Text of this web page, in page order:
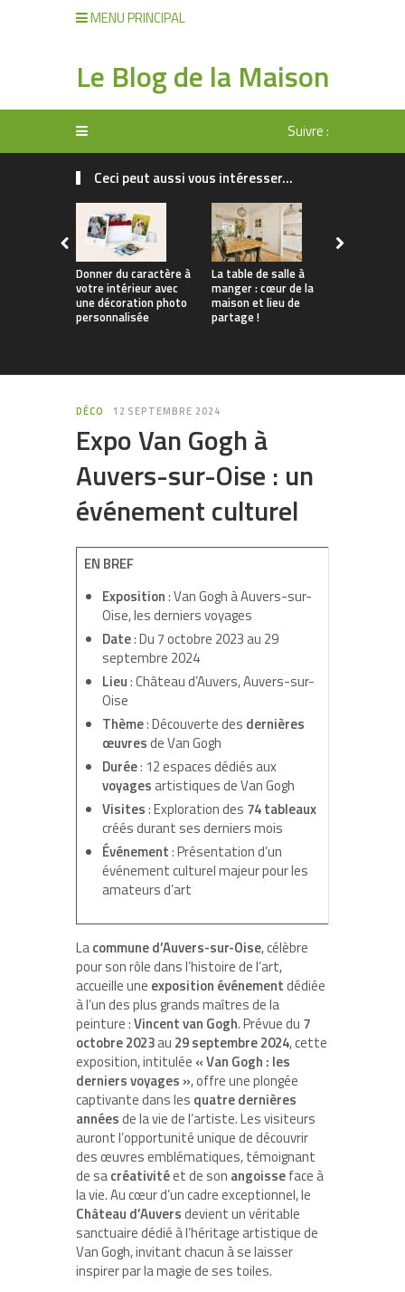
MENU PRINCIPAL
Le Blog de la Maison
Suivre :
Ceci peut aussi vous intéresser...
Donner du caractère à
votre intérieur avec
une décoration photo
personnalisée
La table de salle à
manger : cœur de la
maison et lieu de
partage !
DÉCO 12 SEPTEMBRE 2024
Expo Van Gogh à
Auvers-sur-Oise : un
événement culturel
EN BREF
Exposition: Van Gogh à Auvers-sur-
Oise, les derniers voyages
Date: Du 7 octobre 2023 au 29
septembre 2024
Lieu: Château d’Auvers, Auvers-sur-
Oise
Thème: Découverte des dernières
œuvresde Van Gogh
Durée: 12 espaces dédiés aux
voyages artistiques de Van Gogh
Visites: Exploration des 74 tableaux
créés durant ses derniers mois
Événement: Présentation d’un
événement culturel majeur pour les
amateurs d’art
Lacommune d’Auvers-sur-Oise, célèbre
pour son rôle dans l’histoire de l’art,
accueille une exposition événementdédiée
à l’un des plus grands maîtres de la
peinture :Vincent van Gogh. Prévue du 7
octobre 2023au 29 septembre 2024, cette
exposition, intitulée « Van Gogh : les
derniers voyages », offre une plongée
captivante dans les quatre dernières
annéesde la vie de l’artiste. Les visiteurs
auront l’opportunité unique de découvrir
des œuvres emblématiques, témoignant
de sacréativitéet de son angoisseface à
la vie. Au cœur d’un cadre exceptionnel, le
Château d’Auversdevient un véritable
sanctuaire dédié à l’héritage artistique de
Van Gogh, invitant chacun à se laisser
inspirer par la magie de ses toiles.